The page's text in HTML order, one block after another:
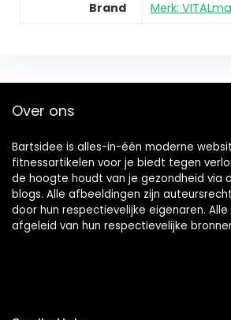
Brand Merk:
Over ons
Bartsidee is alles-in-één moderne
fitnessartikelen voor je biedt tegen
de hoogte houdt van je gezondheid via
blogs. Alle afbeeldingen zijn
door hun respectievelijke eigenaren.
afgeleid van hun respectievelijke